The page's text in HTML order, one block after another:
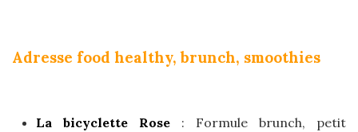
Adresse food healthy, brunch, smoothies
La bicyclette Rose : Formule brunch, petit